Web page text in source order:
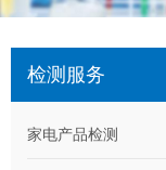
检测服务
家电产品检测